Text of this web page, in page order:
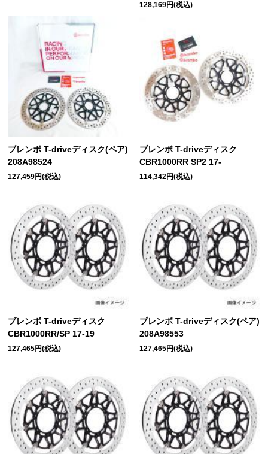
128,169円(税込)
ブレンボ T-driveディスク(ペア)
208A98524
127,459円(税込)
ブレンボ T-driveディスク
CBR1000RR SP2 17-
114,342円(税込)
ブレンボ T-driveディスク
CBR1000RR/SP 17-19
127,465円(税込)
ブレンボ T-driveディスク(ペア)
208A98553
127,465円(税込)